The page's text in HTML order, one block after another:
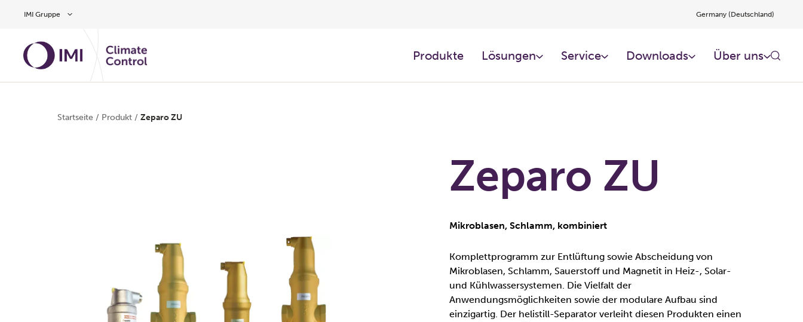
IMI Gruppe Germany (Deutschland)
Produkte Lösungen Service Downloads Über uns
Startseite / Produkt / Zeparo ZU
Zeparo ZU
Mikroblasen, Schlamm, kombiniert
Komplettprogramm zur Entlüftung sowie Abscheidung von
Mikroblasen, Schlamm, Sauerstoff und Magnetit in Heiz-, Solar-
und Kühlwassersystemen. Die Vielfalt der
Anwendungsmöglichkeiten sowie der modulare Aufbau sind
einzigartig. Der helistill-Separator verleiht diesen Produkten einen